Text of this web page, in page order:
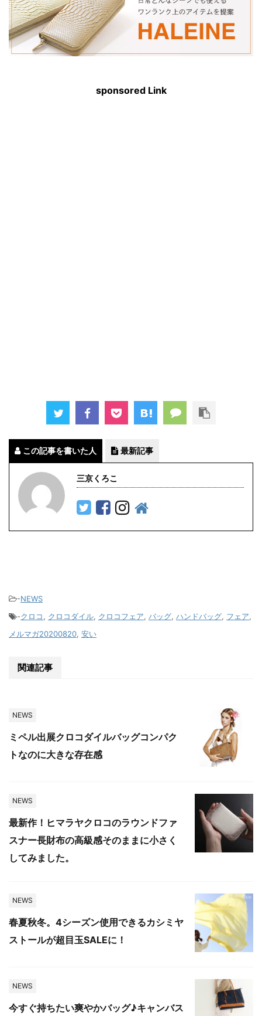
sponsored Link
この記事を書いた人 最新記事
三京くろこ
-NEWS
-クロコ, クロコダイル, クロコフェア, バッグ, ハンドバッグ, フェア,
メルマガ20200820, 安い
関連記事
NEWS
ミペル出展クロコダイルバッグコンパク
トなのに大きな存在感
NEWS
最新作！ヒマラヤクロコのラウンドファ
スナー長財布の高級感そのままに小さく
してみました。
NEWS
春夏秋冬。4シーズン使用できるカシミヤ
ストールが超目玉SALEに！
NEWS
今すぐ持ちたい爽やかバッグ♪キャンバス